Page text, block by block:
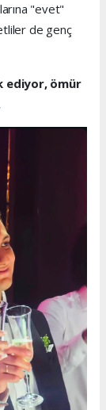
"evet"
de genç
ediyor, ömür